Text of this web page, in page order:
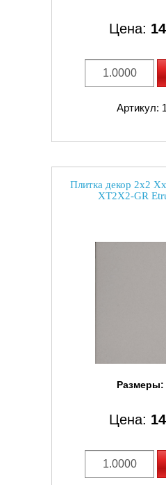
Цена: 14
Артикул:
Плитка декор 2x2
XT2X2-GR
Размеры:
Цена: 14